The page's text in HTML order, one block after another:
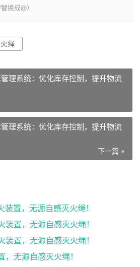
换成@）
绳
理系统：优化库存控制，提升物流
理系统：优化库存控制，提升物流
下一篇 »
置，无源自感灭火绳！
装置，无源自感灭火绳！
装置，无源自感灭火绳！
无源自感灭火绳！